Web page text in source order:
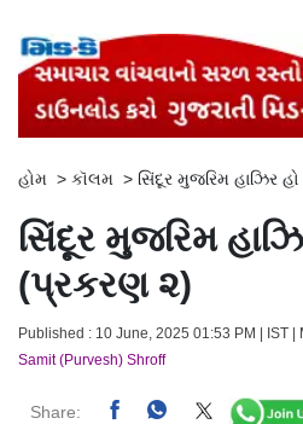
હોમ > કૉલમ > સિંદૂર મુજરિમ હાઝિર
સિંદૂર મુજરિમ
(પ્રકરણ ૨)
Published : 10 June, 2025 01:53 PM | IST |
Samit (Purvesh) Shroff
Share: